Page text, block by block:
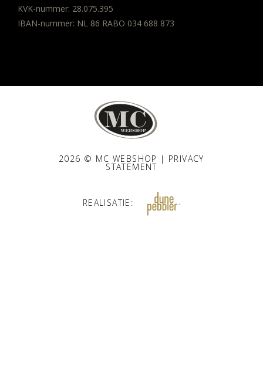
KVK-nummer: 28.075.395
IBAN-nummer: NL 86 RABO 034 688 873
2026 © MC WEBSHOP | PRIVACY
STATEMENT
REALISATIE: